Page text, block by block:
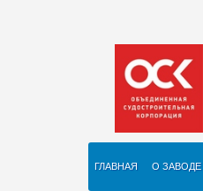
ГЛАВНАЯ О ЗАВОДЕ